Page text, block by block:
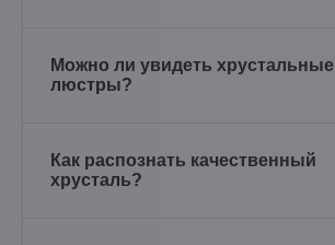
Можно ли увидеть хрустальные
люстры?
Как распознать качественный
хрусталь?